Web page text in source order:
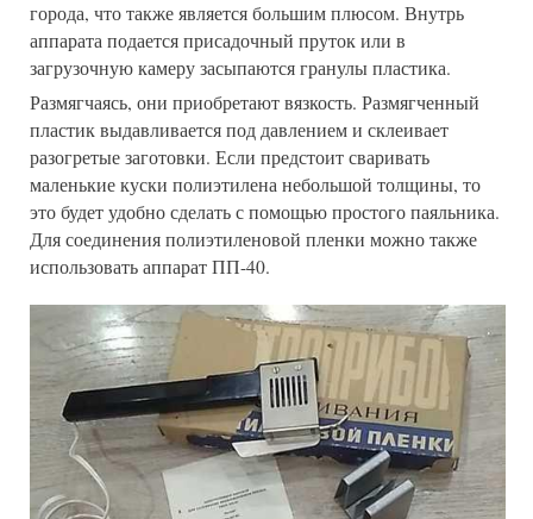
города, что также является большим плюсом. Внутрь
аппарата подается присадочный пруток или в
загрузочную камеру засыпаются гранулы пластика.
Размягчаясь, они приобретают вязкость. Размягченный
пластик выдавливается под давлением и склеивает
разогретые заготовки. Если предстоит сваривать
маленькие куски полиэтилена небольшой толщины, то
это будет удобно сделать с помощью простого паяльника.
Для соединения полиэтиленовой пленки можно также
использовать аппарат ПП-40.